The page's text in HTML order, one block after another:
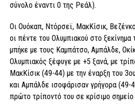
σύνολο έναντι 0 της Ρεάλ).
Οι Ουόκαπ, Ντόρσεϊ, ΜακΚίσικ,
οι πέντε του Ολυμπιακού στο
μπήκε με τους Καμπάτσο, Αμπάλδε,
Ολυμπιακός ξέφυγε με +5 ξανά, με
ΜακΚίσικ (49-44) με την έναρξη του
και Αμπάλδε ισοφάρισαν γρήγορα
πρώτο τρίποντό του σε κρίσιμο